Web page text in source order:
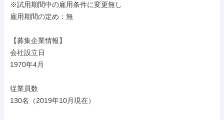
※試用期間中の雇用条件に変更無し
雇用期間の定め：無
【募集企業情報】
会社設立日
1970年4月
従業員数
130名（2019年10月現在）